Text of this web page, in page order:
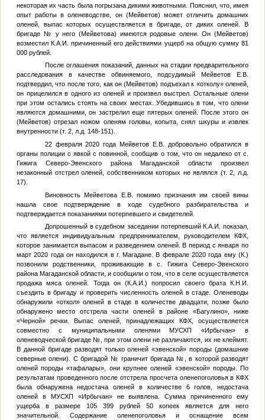
некоторая их часть была погрызана дикими животными. Пояснил, что, имея
опыт работы в оленеводстве, он (Мейветов) может отличить домашних
оленей, выпас которых осуществляется в бригаде, от диких оленей. В
бригаде №
у него (Мейветова) имеются родовые олени. Он (Мейветов)
возместилК.А.И.
причиненный его действиями ущерб на общую сумму 81
000 рублей.
После оглашения показаний, данных на стадии предварительного
расследования в качестве обвиняемого, подсудимый Мейветов Е.В.
подтвердил, что после того, как он (Мейветов) подъехал к «отколу» оленей,
он прицелился в одного из оленей и произвел выстрел. Остальные олени
при этом остались стоять на своих местах. Убедившись в том, что олени
являются домашними, он застрелил еще пятерых оленей. После этого он
(Мейветов) отрезал ножом оленям головы, копыта, снял шкуры и извлек
внутренности (т. 2, л.д. 148-151).
22 февраля 2020 года Мейветов Е.В. добровольно обратился в
органы полиции с явкой с повинной, сообщив о том, что он недалеко от с.
Гижига Северо-Эвенского района Магаданской области произвел
незаконный отстрел оленей, собственником которых не являлся (т. 2, л.д.
17).
Виновность Мейветова Е.В. помимо признания им своей вины
нашла свое подтверждение в ходе судебного разбирательства и
подтверждается показаниями потерпевшего и свидетелей.
Допрошенный в судебном заседании потерпевший К.А.И.
показал,
что является индивидуальным предпринимателем, руководителем КФХ,
которое занимается выпасом и разведением оленей. В период с января по
март 2020 года он находился в г. Магадане. В феврале 2020 года ему (К.)
позвонили родственники, проживающие в с. Гижига Северо-Эвенского
района Магаданской области, и сообщили о том, что в селе осуществляется
продажа мяса оленей. Тогда он (К.А.И.) попросил своего брата
К.Н.И.
съездить в бригаду и проверить численность оленей в стаде. Оленеводы
обнаружили «откол» оленей в стаде в количестве двадцати, позже было
обнаружено место отстрела части оленей в районе «Багулино», ниже
«Черной» речки. Выпас оленей, принадлежащих КФХ, осуществляется
совместно с муниципальными оленями МУСХП «Ирбычан» в
оленеводческой бригаде № , при этом олени не различаются, их не клеймят.
В данной бригаде разводят только оленей «эвенской» породы (домашние
северные олени). С бригадой № граничит бригада №
, в которой разводят
оленей породы «тафалары», они крупнее оленей «эвенской» породы. По
результатам проведенного после отстрела просчета оленепоголовья в КФХ
была обнаружена недостача оленей в количестве 6 голов, недостача
оленей в МУСХП «Ирбычан» не выявлена. Сумма причиненного ему
ущерба в размере 105 399 рублей 50 копеек является для него
значительной. Содержание оленепоголовья и оснащение всем